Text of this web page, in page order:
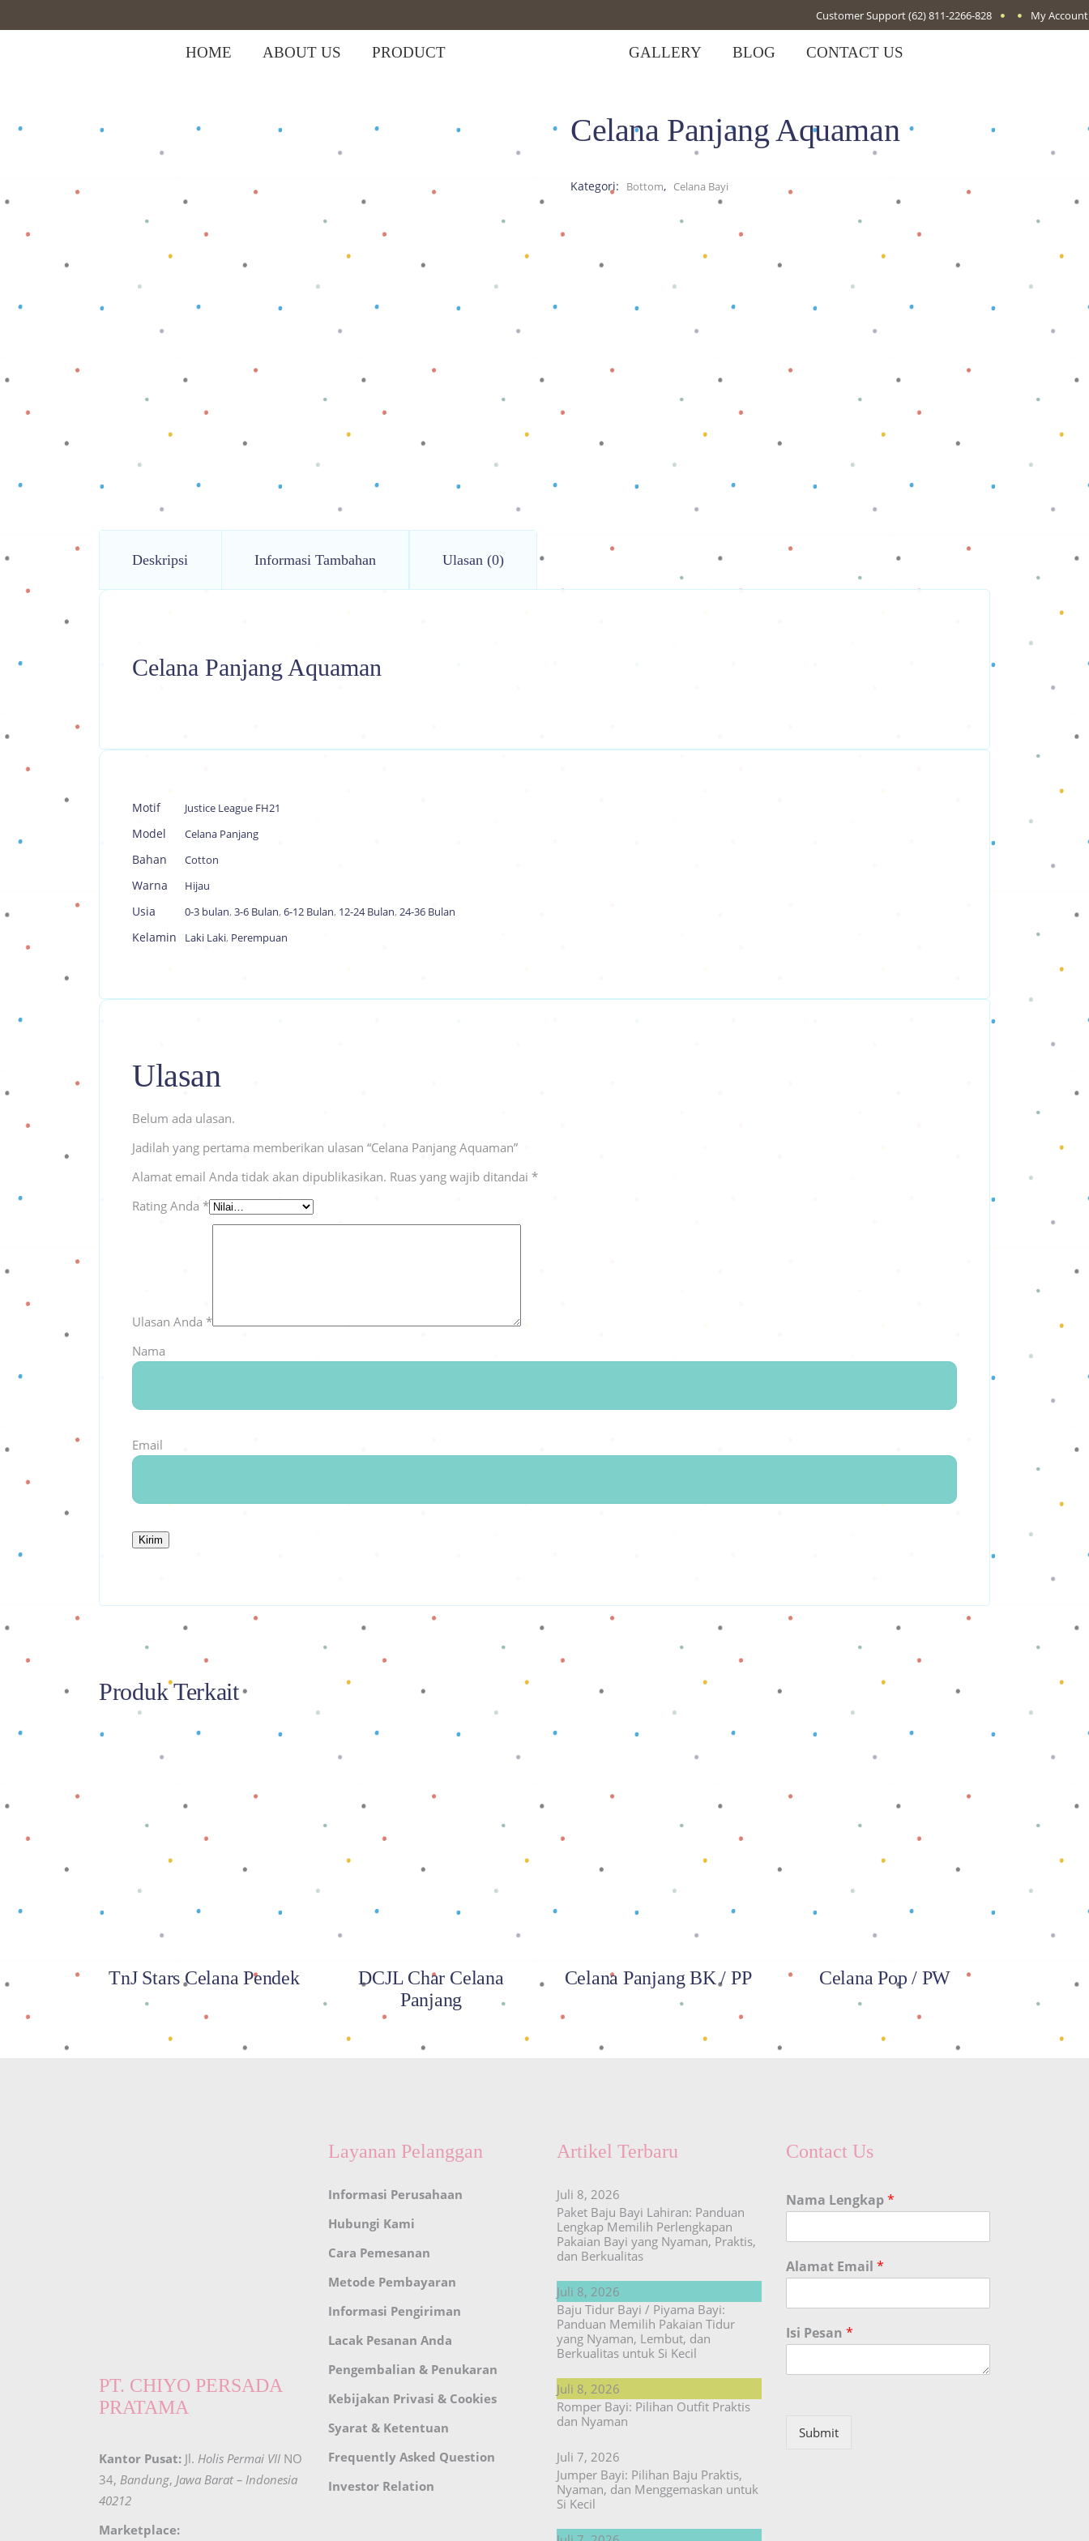
Customer Support(62) 811-2266-828 My Account
HOME ABOUT US PRODUCT GALLERY BLOG CONTACT US
Shop> Celana Bayi Celana Panjang Aquaman Celana Panjang Aquaman
Kategori: Bottom, Celana Bayi
Deskripsi Informasi Tambahan Ulasan (0)
Celana Panjang Aquaman
Motif Justice League FH21
Model Celana Panjang
Bahan Cotton
Warna Hijau
Usia 0-3 bulan, 3-6 Bulan, 6-12 Bulan, 12-24 Bulan, 24-36 Bulan
Kelamin Laki Laki, Perempuan
Ulasan
Belum ada ulasan.
Jadilah yang pertama memberikan ulasan “Celana Panjang Aquaman”
Alamat email Anda tidak akan dipublikasikan. Ruas yang wajib ditandai *
Rating Anda *
Ulasan Anda *
Nama
Email
Produk Terkait
Baca selengkapnya
TnJ Stars Celana Pendek
Baca selengkapnya
DCJL Char Celana
Panjang
Celana Panjang BK / PP
Baca selengkapnya
Celana Pop / PW
PT. CHIYO PERSADA
PRATAMA
Kantor Pusat: Jl. Holis Permai VII NO
34, Bandung, Jawa Barat – Indonesia
40212
Marketplace:
Layanan Pelanggan
Informasi Perusahaan
Hubungi Kami
Cara Pemesanan
Metode Pembayaran
Informasi Pengiriman
Lacak Pesanan Anda
Pengembalian & Penukaran
Kebijakan Privasi & Cookies
Syarat & Ketentuan
Frequently Asked Question
Investor Relation
Artikel Terbaru
Juli 8, 2026
Paket Baju Bayi Lahiran: Panduan
Lengkap Memilih Perlengkapan
Pakaian Bayi yang Nyaman, Praktis,
dan Berkualitas
Juli 8, 2026
Baju Tidur Bayi / Piyama Bayi:
Panduan Memilih Pakaian Tidur
yang Nyaman, Lembut, dan
Berkualitas untuk Si Kecil
Juli 8, 2026
Romper Bayi: Pilihan Outfit Praktis
dan Nyaman
Juli 7, 2026
Jumper Bayi: Pilihan Baju Praktis,
Nyaman, dan Menggemaskan untuk
Si Kecil
Contact Us
Nama Lengkap*
Alamat Email *
Isi Pesan *
Submit